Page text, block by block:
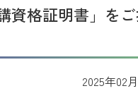
資格証明書」を
2025年02